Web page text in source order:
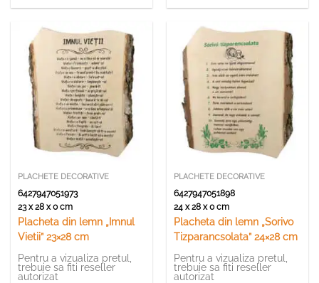
PLACHETE DECORATIVE
6427947051973
23 x 28 x 0 cm
Placheta din lemn „Imnul
Vietii” 23×28 cm
Pentru a vizualiza pretul,
trebuie sa fiti reseller
autorizat
PLACHETE DECORATIVE
6427947051898
24 x 28 x 0 cm
Placheta din lemn „Sorivo
Tizparancsolata” 24×28 cm
Pentru a vizualiza pretul,
trebuie sa fiti reseller
autorizat